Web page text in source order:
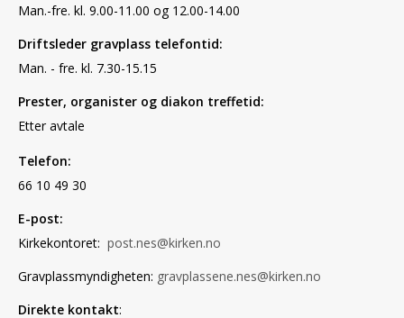
Man.-fre. kl. 9.00-11.00 og 12.00-14.00
Driftsleder gravplass telefontid:
Man. - fre. kl. 7.30-15.15
Prester, organister og diakon treffetid:
Etter avtale
Telefon:
66 10 49 30
E-post:
Kirkekontoret: post.nes@kirken.no
Gravplassmyndigheten: gravplassene.nes@kirken.no
Direkte kontakt: